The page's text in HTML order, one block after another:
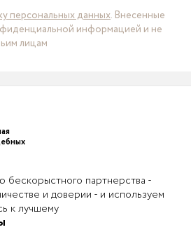
персональных данных. Внесенные
информацией и не
лицам
партнерства -
и доверии - и используем
к лучшему